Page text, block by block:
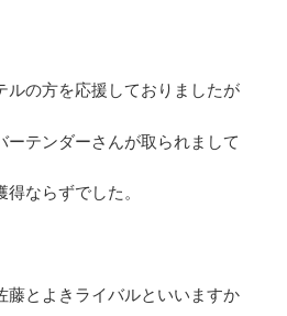
ルの方を応援しておりましたが
ーテンダーさんが取られまして
ならずでした。
藤とよきライバルといいますか